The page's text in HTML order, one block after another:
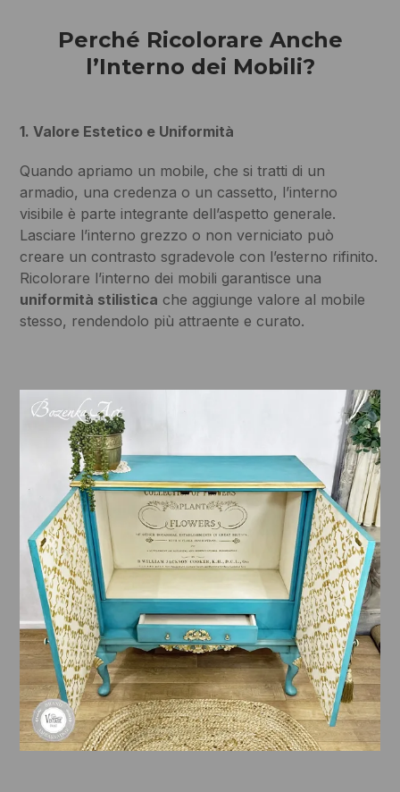
Perché Ricolorare Anche
l’Interno dei Mobili?
1. Valore Estetico e Uniformità
Quando apriamo un mobile, che si tratti di un
armadio, una credenza o un cassetto, l’interno
visibile è parte integrante dell’aspetto generale.
Lasciare l’interno grezzo o non verniciato può
creare un contrasto sgradevole con l’esterno rifinito.
Ricolorare l’interno dei mobili garantisce una
uniformità stilistica che aggiunge valore al mobile
stesso, rendendolo più attraente e curato.